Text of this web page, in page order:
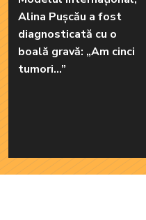
Alina Pușcău a fost
diagnosticată cu o
boală gravă: „Am cinci
tumori...”